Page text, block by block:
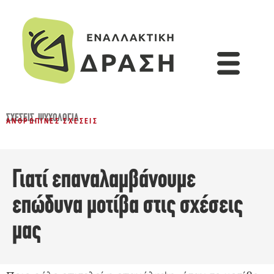
ΣΧΈΣΕΙΣ,ΨΥΧΟΛΟΓΊΑ
ΑΝΘΡΏΠΙΝΕΣ ΣΧΈΣΕΙΣ
Γιατί επαναλαμβάνουμε
επώδυνα μοτίβα στις σχέσεις
μας